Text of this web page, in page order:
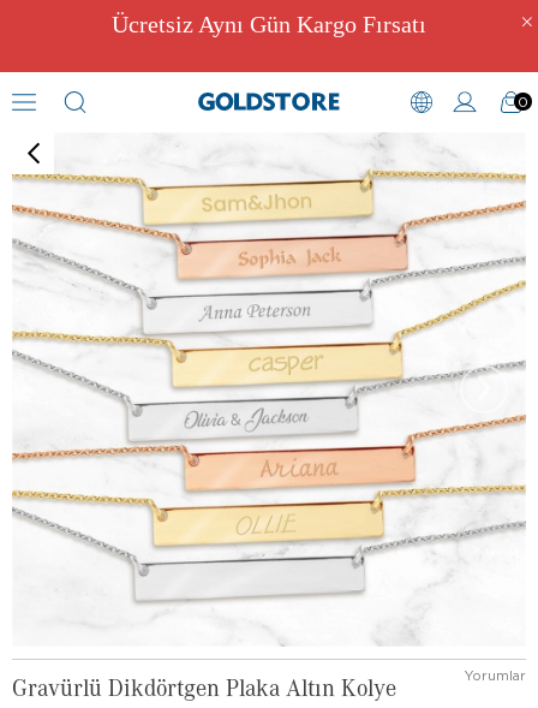
Ücretsiz Aynı Gün Kargo Fırsatı
0
›
Gravürlü Dikdörtgen Plaka Altın Kolye Yorumlar